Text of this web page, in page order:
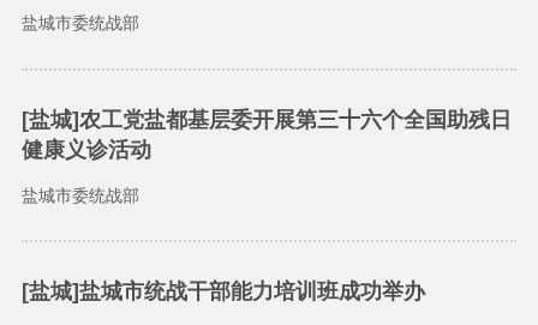
盐城市委统战部
[盐城]农工党盐都基层委开展第三十六个全国助残日
健康义诊活动
盐城市委统战部
[盐城]盐城市统战干部能力培训班成功举办